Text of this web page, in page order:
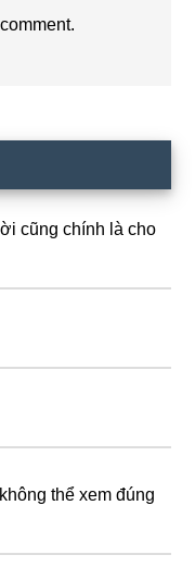
cũng chính là cho
thể xem đúng